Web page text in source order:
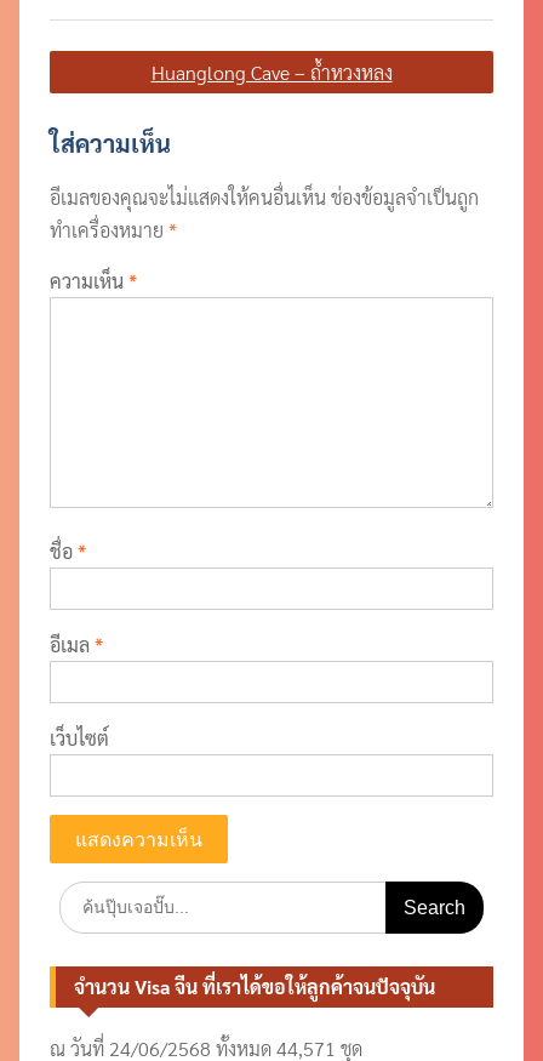
แนะแนว
เรื่อง
Huanglong Cave – ถ้ำหวงหลง
ใส่ความเห็น
อีเมลของคุณจะไม่แสดงให้คนอื่นเห็น ช่องข้อมูลจำเป็นถูก
ทำเครื่องหมาย *
ความเห็น*
ชื่อ*
อีเมล *
เว็บไซต์
Search
for:
จำนวน Visa จีน ที่เราได้ขอให้ลูกค้าจนปัจจุบัน
ณ วันที่ 24/06/2568 ทั้งหมด 44,571 ชุด